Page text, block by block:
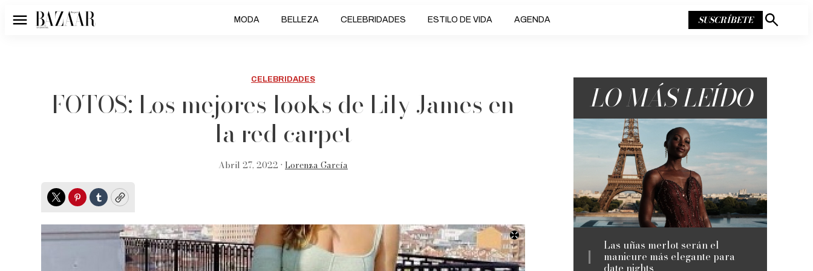
Menú MODA BELLEZA CELEBRIDADES ESTILO DE VIDA AGENDA SUSCRÍBETE
Mostrar
CELEBRIDADES
FOTOS: Los mejores looks de Lily James en
la red carpet
Abril 27, 2022 • Lorenza García
TwitterPinterest
TumblrCopy
LO MÁS LEÍDO
Las uñas merlot serán el
manicure más elegante para
date nights